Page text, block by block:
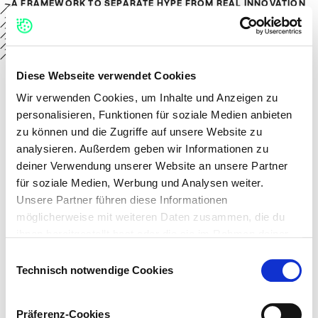
Diese Webseite verwendet Cookies
Wir verwenden Cookies, um Inhalte und Anzeigen zu
personalisieren, Funktionen für soziale Medien anbieten
zu können und die Zugriffe auf unsere Website zu
analysieren. Außerdem geben wir Informationen zu
deiner Verwendung unserer Website an unsere Partner
für soziale Medien, Werbung und Analysen weiter.
Unsere Partner führen diese Informationen
möglicherweise mit weiteren Daten zusammen, die du
Kategorien von Cookies: Technisch notwendige Cookies,
Technisch notwendige Cookies
Präferenz-Cookies
A FRAMEWORK TO SEPARATE HYPE FROM REAL INNOVATION
A16Z PODCAST
WGSN PODCASTS
INNOVATION OF THE DAY